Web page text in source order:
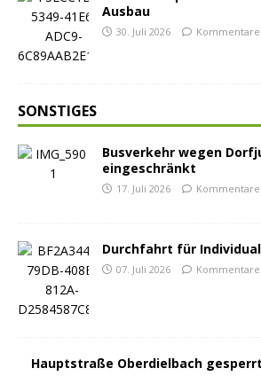
Ausbau
30. Juli 2026
SONSTIGES
Busverkehr wegen
eingeschränkt
17. Juli 2026
Durchfahrt für
07. Juli 2026
Hauptstraße Oberdielbach gesperrt